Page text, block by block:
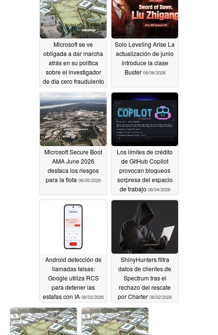
Microsoft se ve
obligada a dar marcha
atrás en su política
sobre el investigador
de día cero fraudulento
06/07/2026
Solo Leveling Arise La
actualización de junio
introduce la clase
Buster 06/06/2026
Microsoft Secure Boot
AMA June 2026
destaca los riesgos
para la flota 06/05/2026
Los límites de crédito
de GitHub Copilot
provocan bloqueos
sorpresa del espacio
de trabajo 06/04/2026
Android detección de
llamadas falsas:
Google utiliza RCS
para detener las
estafas con IA 06/03/2026
ShinyHunters filtra
datos de clientes de
Spectrum tras el
rechazo del rescate
por Charter 06/02/2026